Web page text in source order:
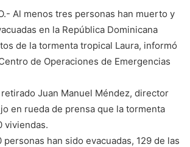
Al menos tres personas han muerto y
en la República Dominicana
de la tormenta tropical Laura, informó
de Operaciones de Emergencias
Juan Manuel Méndez, director
en rueda de prensa que la tormenta
viviendas.
personas han sido evacuadas, 129 de las